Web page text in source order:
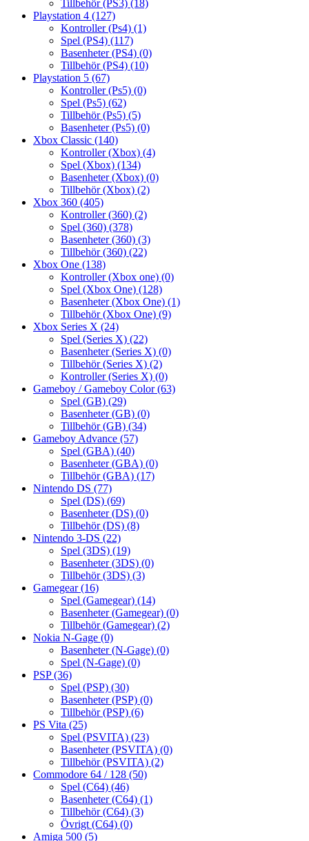
Tillbehör (PS3) (18)
Playstation 4 (127)
Kontroller (Ps4) (1)
Spel (PS4) (117)
Basenheter (PS4) (0)
Tillbehör (PS4) (10)
Playstation 5 (67)
Kontroller (Ps5) (0)
Spel (Ps5) (62)
Tillbehör (Ps5) (5)
Basenheter (Ps5) (0)
Xbox Classic (140)
Kontroller (Xbox) (4)
Spel (Xbox) (134)
Basenheter (Xbox) (0)
Tillbehör (Xbox) (2)
Xbox 360 (405)
Kontroller (360) (2)
Spel (360) (378)
Basenheter (360) (3)
Tillbehör (360) (22)
Xbox One (138)
Kontroller (Xbox one) (0)
Spel (Xbox One) (128)
Basenheter (Xbox One) (1)
Tillbehör (Xbox One) (9)
Xbox Series X (24)
Spel (Series X) (22)
Basenheter (Series X) (0)
Tillbehör (Series X) (2)
Kontroller (Series X) (0)
Gameboy / Gameboy Color(63)
Spel (GB) (29)
Basenheter (GB) (0)
Tillbehör (GB) (34)
Gameboy Advance (57)
Spel (GBA) (40)
Basenheter (GBA) (0)
Tillbehör (GBA) (17)
Nintendo DS (77)
Spel (DS) (69)
Basenheter (DS) (0)
Tillbehör (DS) (8)
Nintendo 3-DS (22)
Spel (3DS) (19)
Basenheter (3DS) (0)
Tillbehör (3DS) (3)
Gamegear(16)
Spel (Gamegear) (14)
Basenheter (Gamegear) (0)
Tillbehör (Gamegear) (2)
Nokia N-Gage (0)
Basenheter (N-Gage) (0)
Spel (N-Gage) (0)
PSP(36)
Spel (PSP) (30)
Basenheter (PSP) (0)
Tillbehör (PSP) (6)
PS Vita (25)
Spel (PSVITA) (23)
Basenheter (PSVITA) (0)
Tillbehör (PSVITA) (2)
Commodore 64 / 128 (50)
Spel (C64) (46)
Basenheter (C64) (1)
Tillbehör (C64) (3)
Övrigt (C64) (0)
Amiga 500 (5)